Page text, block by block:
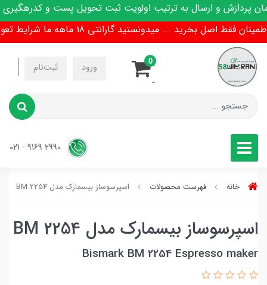
و ارسال به ترتیب اولویت ثبت تحویل پست و کدرهگیری
فقط اصل بخرید ... میدونستید گارانتی 18 ماهه ما شرایط تعویض هم داره !
ورود ثبت‌نام
-
-
0
خانه فهرست محصولات اسپرسوساز بیسمارک مدل BM 2254
اسپرسوساز بیسمارک مدل BM 2254
Bismark BM 2254 Espresso maker